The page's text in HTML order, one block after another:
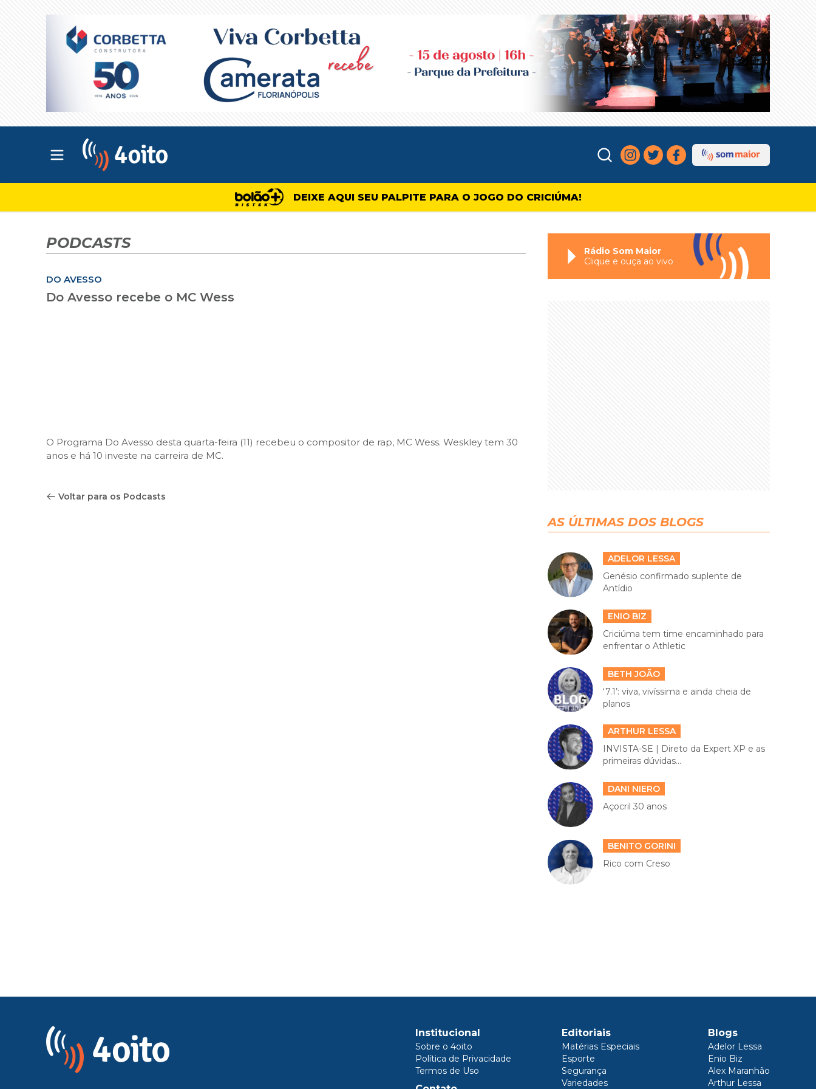
Abrir menu principal
DEIXE AQUI SEU PALPITE PARA O JOGO DO CRICIÚMA!
PODCASTS
DO AVESSO
Do Avesso recebe o MC Wess
O Programa Do Avesso desta quarta-feira (11) recebeu o compositor de rap, MC Wess. Weskley tem 30
anos e há 10 investe na carreira de MC.
Voltar para os Podcasts
Rádio Som Maior
Clique e ouça ao vivo
AS ÚLTIMAS DOS BLOGS
ADELOR LESSA
Genésio confirmado suplente de
Antídio
ENIO BIZ
Criciúma tem time encaminhado para
enfrentar o Athletic
BETH JOÃO
‘7.1’: viva, vivíssima e ainda cheia de
planos
ARTHUR LESSA
INVISTA-SE | Direto da Expert XP e as
primeiras dúvidas...
DANI NIERO
Açocril 30 anos
BENITO GORINI
Rico com Creso
Institucional
Sobre o 4oito
Política de Privacidade
Termos de Uso
Editoriais
Matérias Especiais
Esporte
Segurança
Variedades
Blogs
Adelor Lessa
Enio Biz
Alex Maranhão
Arthur Lessa